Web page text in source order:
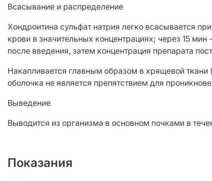
Всасывание и распределение
Хондроитина сульфат натрия легко всасывается
крови в значительных концентрациях; через 15
после введения, затем концентрация препарата
Накапливается главным образом в хрящевой
оболочка не является препятствием для
Выведение
Выводится из организма в основном почками в
Показания